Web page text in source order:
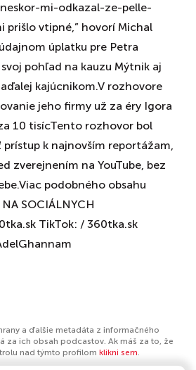
mi-odkazal-ze-pelle-
prišlo vtipné,” hovorí Michal
úplatku pre Petra
pohľad na kauzu Mýtnik aj
kajúcnikom.V rozhovore
jeho firmy už za éry Igora
10 tisícTento rozhovor bol
k najnovším reportážam,
zverejnením na YouTube, bez
podobného obsahu
SOCIÁLNYCH
TikTok: / 360tka.sk
a ďalšie metadáta z informačného
za ich obsah podcastov. Ak máš za to, že
nad týmto profilom klikni sem.